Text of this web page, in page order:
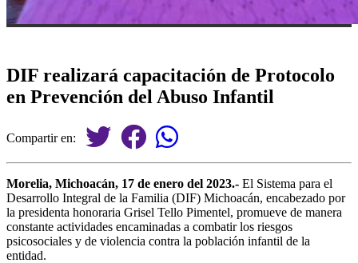
DIF realizará capacitación de Protocolo
en Prevención del Abuso Infantil
Compartir en:
Morelia, Michoacán, 17 de enero del 2023.- El Sistema para el
Desarrollo Integral de la Familia (DIF) Michoacán, encabezado por
la presidenta honoraria Grisel Tello Pimentel, promueve de manera
constante actividades encaminadas a combatir los riesgos
psicosociales y de violencia contra la población infantil de la
entidad.